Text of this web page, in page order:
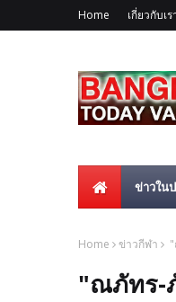
Home เกี่ยวกับเร
ข่าวใน
Home ข่าวกีฬา
"ณภัทร-